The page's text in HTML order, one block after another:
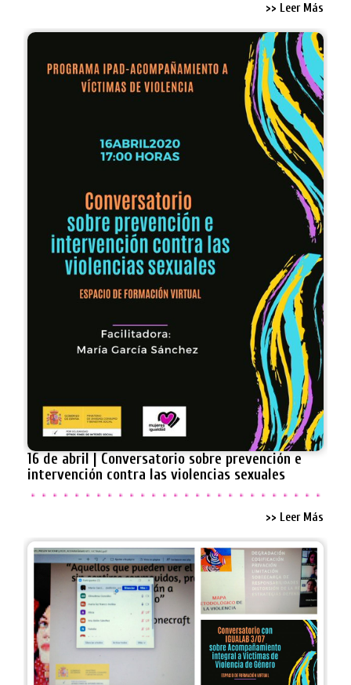
>> Leer Más
16 de abril | Conversatorio sobre prevención e
intervención contra las violencias sexuales
>> Leer Más